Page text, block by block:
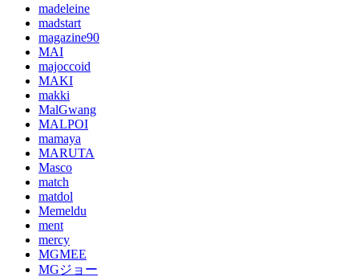
madeleine
madstart
magazine90
MAI
majoccoid
MAKI
makki
MalGwang
MALPOI
mamaya
MARUTA
Masco
match
matdol
Memeldu
ment
mercy
MGMEE
MGジョー